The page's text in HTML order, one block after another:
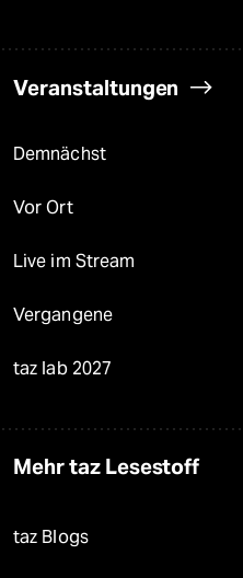
Veranstaltungen
Demnächst
Vor Ort
Live im Stream
Vergangene
taz lab 2027
Mehr taz Lesestoff
taz Blogs